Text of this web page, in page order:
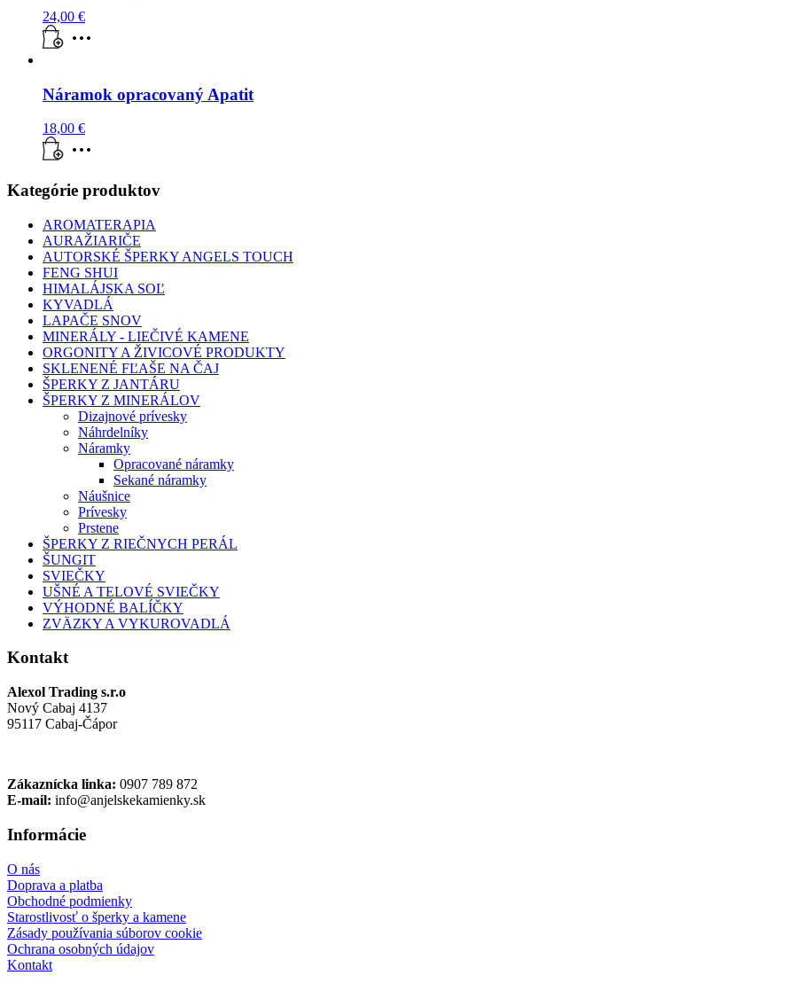
24,00 €
Náramok opracovaný Apatit
18,00 €
Kategórie produktov
AROMATERAPIA
AURAŽIARIČE
AUTORSKÉ ŠPERKY ANGELS TOUCH
FENG SHUI
HIMALÁJSKA SOĽ
KYVADLÁ
LAPAČE SNOV
MINERÁLY - LIEČIVÉ KAMENE
ORGONITY A ŽIVICOVÉ PRODUKTY
SKLENENÉ FĽAŠE NA ČAJ
ŠPERKY Z JANTÁRU
ŠPERKY Z MINERÁLOV
Dizajnové prívesky
Náhrdelníky
Náramky
Opracované náramky
Sekané náramky
Náušnice
Prívesky
Prstene
ŠPERKY Z RIEČNYCH PERÁL
ŠUNGIT
SVIEČKY
UŠNÉ A TELOVÉ SVIEČKY
VÝHODNÉ BALÍČKY
ZVÄZKY A VYKUROVADLÁ
Kontakt
Alexol Trading s.r.o
Nový Cabaj 4137
95117 Cabaj-Čápor
Zákaznícka linka: 0907 789 872
E-mail: info@anjelskekamienky.sk
Informácie
O nás
Doprava a platba
Obchodné podmienky
Starostlivosť o šperky a kamene
Zásady používania súborov cookie
Ochrana osobných údajov
Kontakt